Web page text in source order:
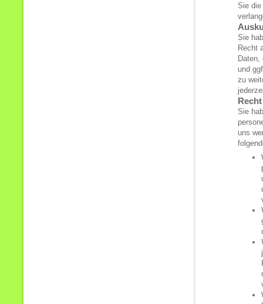
Sie die
Sie
Recht
Daten,
und
zu
Sie
uns